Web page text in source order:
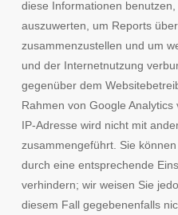
diese Informationen
auszuwerten, um Reports
zusammenzustellen und um
und der Internetnutzung
gegenüber dem
Rahmen von Google
IP-Adresse wird nicht mit
zusammengeführt. Sie
durch eine entsprechende
verhindern; wir weisen Sie
diesem Fall gegebenenfalls